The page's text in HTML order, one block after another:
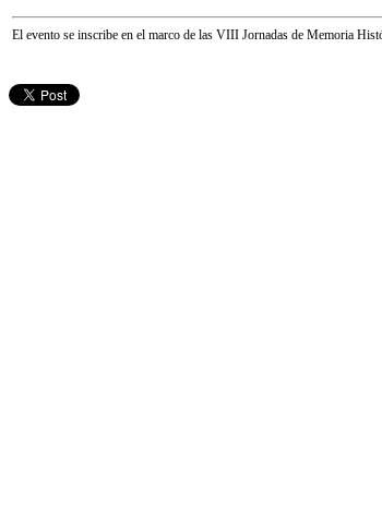
El evento se inscribe en el marco de las VIII Jornadas de Memoria